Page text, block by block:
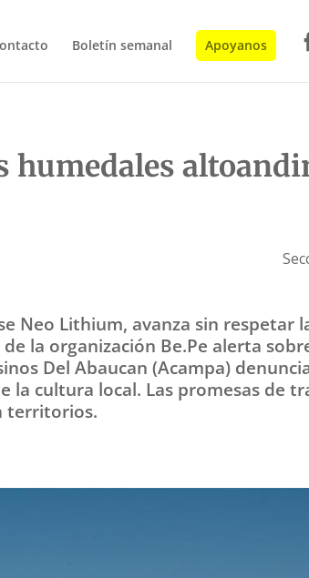
Boletín semanal Apoyanos
humedales
Neo Lithium, avanza sin respetar
la organización Be.Pe alerta
Del Abaucan (Acampa)
cultura local. Las promesas de
territorios.